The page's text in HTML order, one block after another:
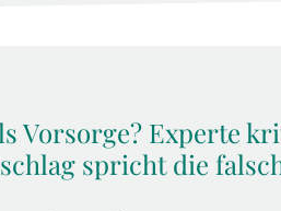
Vorsorge? Experte
spricht die